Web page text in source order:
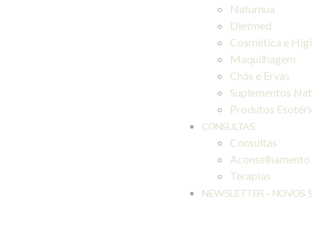
Naturnua
Dietmed
Cosmética e
Maquilhagem
Chás e Ervas
Suplementos
Produtos
CONSULTAS
Consultas
Terapias
NEWSLETTER – NOVOS